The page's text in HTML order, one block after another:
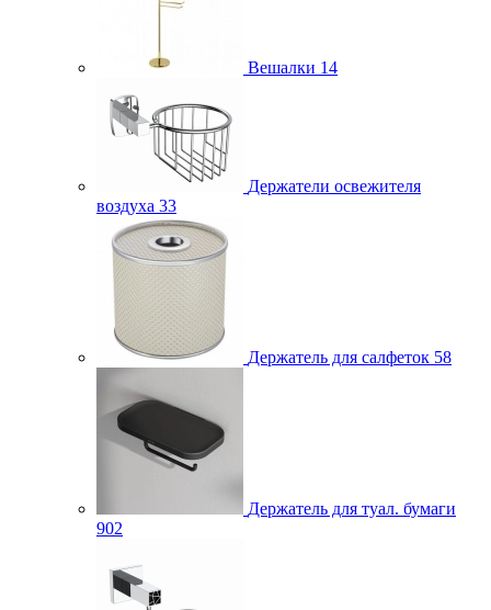
Вешалки 14
Держатели освежителя
воздуха 33
Держатель для салфеток 58
Держатель для туал. бумаги
902